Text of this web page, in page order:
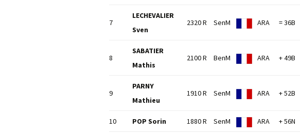
7
LECHEVALIER
Sven
2320 R SenM ARA = 36B
8
SABATIER
Mathis
2100 R BenM ARA + 49B
9
PARNY
Mathieu
1910 R SenM ARA + 52B
10 POP Sorin 1880 R SenM ARA + 56N